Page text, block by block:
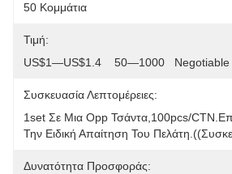
50 Κομμάτια
Τιμή:
US$1—US$1.4    50—1000   Negotiable
Συσκευασία Λεπτομέρειες:
1set Σε Μια Opp Τσάντα,100pcs/
Την Ειδική Απαίτηση Του
Δυνατότητα Προσφοράς: